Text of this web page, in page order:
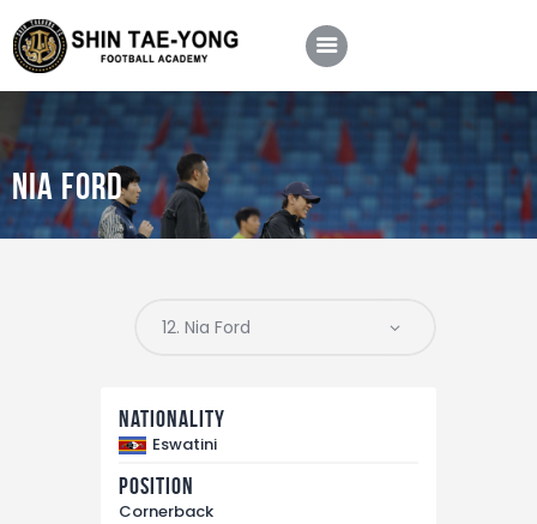
Nia FordHome
About Us
Contact Us
Nationality
Eswatini
Position
Cornerback